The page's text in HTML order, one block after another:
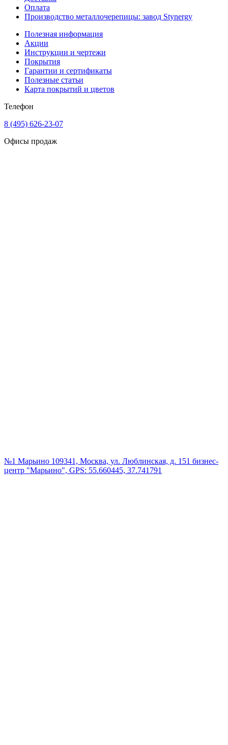
Оплата
Производство металлочерепицы: завод Stynergy
Полезная информация
Акции
Инструкции и чертежи
Покрытия
Гарантии и сертификаты
Полезные статьи
Карта покрытий и цветов
Телефон
8 (495) 626-23-07
Офисы продаж
№1 Марьино 109341, Москва, ул. Люблинская, д. 151 бизнес-
центр "Марьино", GPS: 55.660445, 37.741791